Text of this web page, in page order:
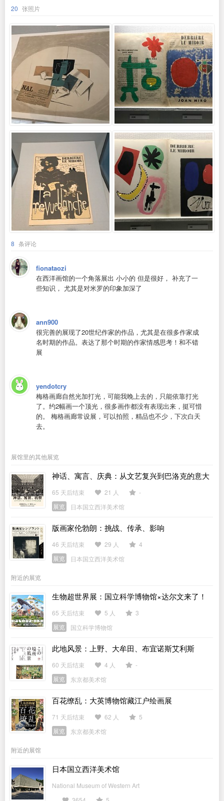
20 张照片
8 条评论
fionataozi
在西洋画馆的一个角落展出 小小的 但是很好， 补充了一
些知识， 尤其是对米罗的印象加深了
ann900
很完善的展现了20世纪作家的作品，尤其是在很多作家成
名时期的作品。表达了那个时期的作家情感思考！和不错
展
yendotcry
梅格画廊自然光加打光，可能我晚上去的，只能依靠打光
了。约2幅画一个顶光，很多画作都没有表现出来，挺可惜
的。 梅格画廊常设展，可以拍照，精品也不少，下次白天
去。
展馆里的其他展览
神话、寓言、庆典：从文艺复兴到巴洛克的意大
利宫廷与版画
65 天后结束 21 人
-
展览
日本国立西洋美术馆
版画家伦勃朗：挑战、传承、影响
46 天后结束 29 人
4
展览
日本国立西洋美术馆
附近的展览
生物超世界展：国立科学博物馆×达尔文来了！
65 天后结束 5 人
3
展览
国立科学博物馆
此地风景：上野、大牟田、布宜诺斯艾利斯
60 天后结束 4 人
-
展览
东京都美术馆
百花缭乱：大英博物馆藏江户绘画展
71 天后结束 62 人
5
展览
东京都美术馆
附近的展馆
日本国立西洋美术馆
National Museum of Western Art